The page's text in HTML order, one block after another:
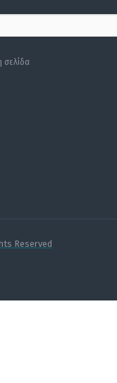
σελίδα
Reserved